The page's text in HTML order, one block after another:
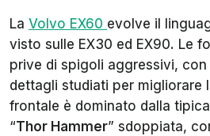
La Volvo EX60 evolve il
visto sulle EX30 ed EX90. Le
prive di spigoli aggressivi,
dettagli studiati per migliorare
frontale è dominato dalla
“Thor Hammer” sdoppiata,